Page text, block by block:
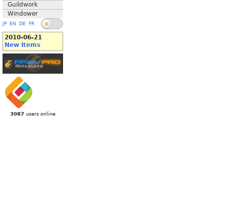
Guildwork
Windower
JP EN DE FR
2010-06-21
New Items
3087 users online